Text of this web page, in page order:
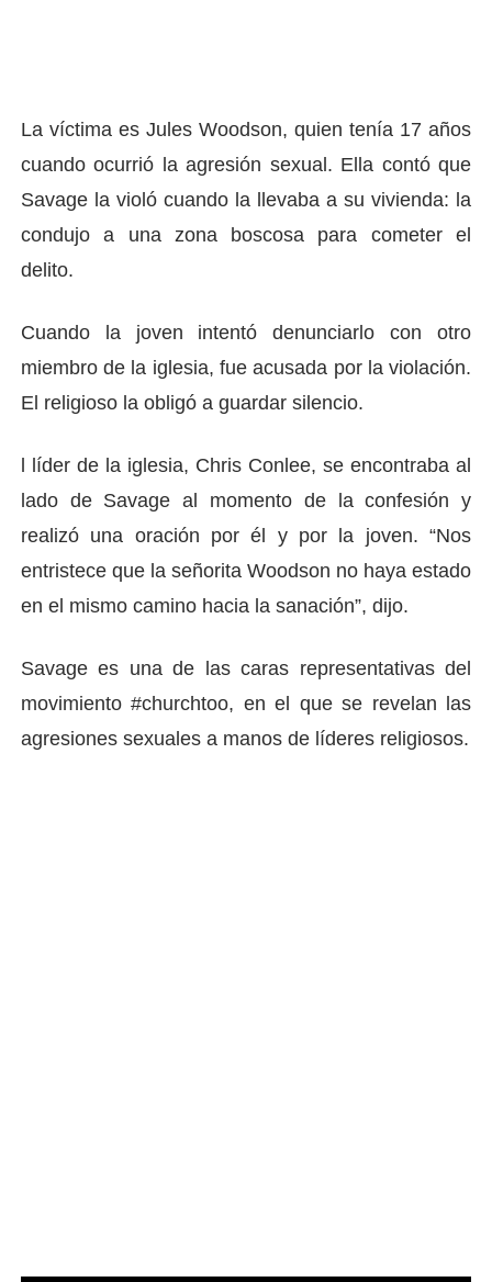
La víctima es Jules Woodson, quien tenía 17 años
cuando ocurrió la agresión sexual. Ella contó que
Savage la violó cuando la llevaba a su vivienda: la
condujo a una zona boscosa para cometer el
delito.
Cuando la joven intentó denunciarlo con otro
miembro de la iglesia, fue acusada por la violación.
El religioso la obligó a guardar silencio.
l líder de la iglesia, Chris Conlee, se encontraba al
lado de Savage al momento de la confesión y
realizó una oración por él y por la joven. “Nos
entristece que la señorita Woodson no haya estado
en el mismo camino hacia la sanación”, dijo.
Savage es una de las caras representativas del
movimiento #churchtoo, en el que se revelan las
agresiones sexuales a manos de líderes religiosos.